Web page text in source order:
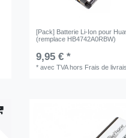
[Pack] Batterie Li-Ion pour
(remplace HB4742A0RBW)
9,95 € *
*avec TVAhors Frais de